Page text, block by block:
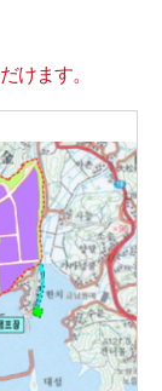
けます。